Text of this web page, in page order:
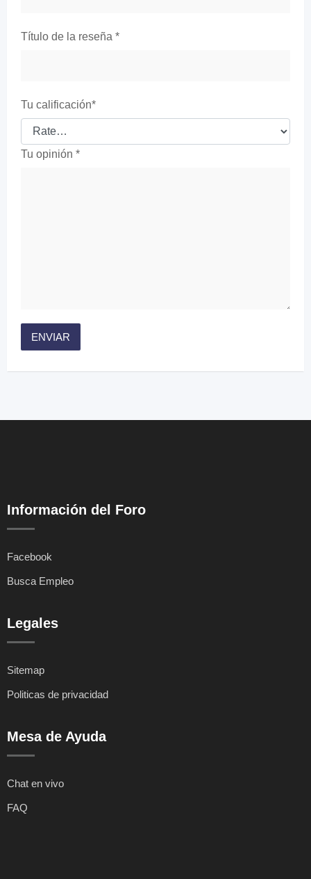
Título de la reseña *
Tu calificación*
Tu opinión *
Información del Foro
Facebook
Busca Empleo
Legales
Sitemap
Politicas de privacidad
Mesa de Ayuda
Chat en vivo
FAQ